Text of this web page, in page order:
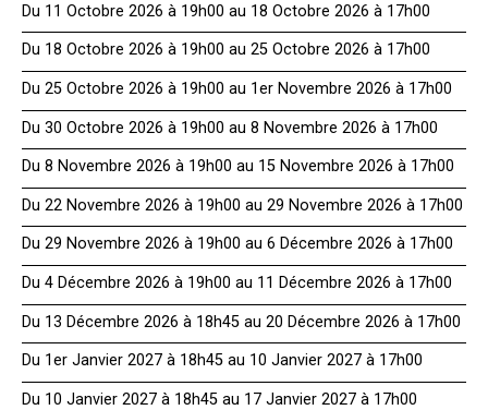
Du 11 Octobre 2026 à 19h00 au 18 Octobre 2026 à 17h00
Du 18 Octobre 2026 à 19h00 au 25 Octobre 2026 à 17h00
Du 25 Octobre 2026 à 19h00 au 1er Novembre 2026 à 17h00
Du 30 Octobre 2026 à 19h00 au 8 Novembre 2026 à 17h00
Du 8 Novembre 2026 à 19h00 au 15 Novembre 2026 à 17h00
Du 22 Novembre 2026 à 19h00 au 29 Novembre 2026 à 17h00
Du 29 Novembre 2026 à 19h00 au 6 Décembre 2026 à 17h00
Du 4 Décembre 2026 à 19h00 au 11 Décembre 2026 à 17h00
Du 13 Décembre 2026 à 18h45 au 20 Décembre 2026 à 17h00
Du 1er Janvier 2027 à 18h45 au 10 Janvier 2027 à 17h00
Du 10 Janvier 2027 à 18h45 au 17 Janvier 2027 à 17h00